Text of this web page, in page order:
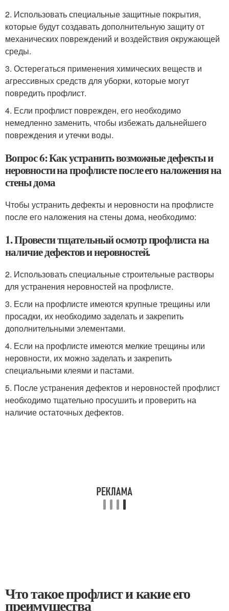
2. Использовать специальные защитные покрытия,
которые будут создавать дополнительную защиту от
механических повреждений и воздействия окружающей
среды.
3. Остерегаться применения химических веществ и
агрессивных средств для уборки, которые могут
повредить профлист.
4. Если профлист поврежден, его необходимо
немедленно заменить, чтобы избежать дальнейшего
повреждения и утечки воды.
Вопрос 6: Как устранить возможные дефекты и
неровности на профлисте после его наложения на
стены дома
Чтобы устранить дефекты и неровности на профлисте
после его наложения на стены дома, необходимо:
1. Провести тщательный осмотр профлиста на
наличие дефектов и неровностей.
2. Использовать специальные строительные растворы
для устранения неровностей на профлисте.
3. Если на профлисте имеются крупные трещины или
просадки, их необходимо заделать и закрепить
дополнительными элементами.
4. Если на профлисте имеются мелкие трещины или
неровности, их можно заделать и закрепить
специальными клеями и пастами.
5. После устранения дефектов и неровностей профлист
необходимо тщательно просушить и проверить на
наличие остаточных дефектов.
Что такое профлист и какие его
преимущества